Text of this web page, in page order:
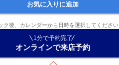
お気に入りに追加
ク後、カレンダーから日時を選択してください
1分で予約完了
オンラインで来店予約